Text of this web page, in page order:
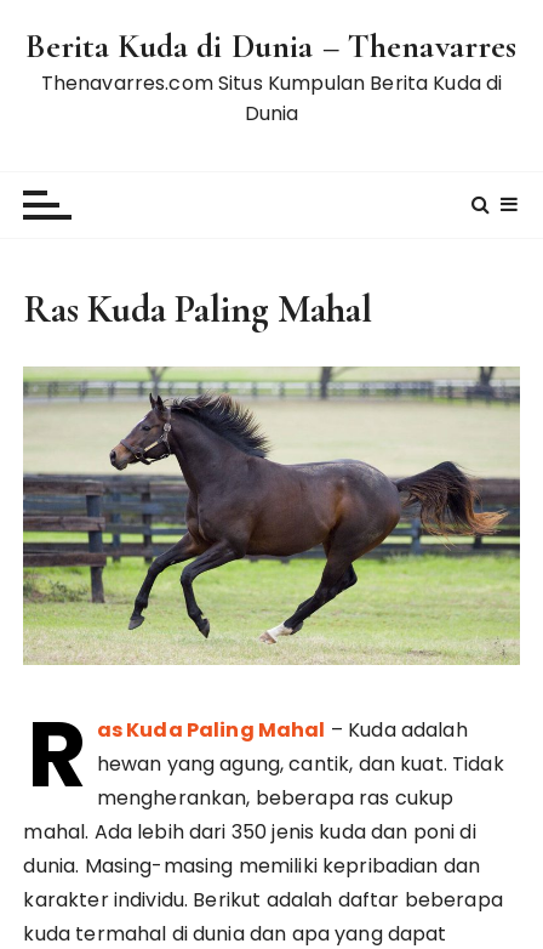
Berita Kuda di Dunia – Thenavarres
Thenavarres.com Situs Kumpulan Berita Kuda di
Dunia
Ras Kuda Paling Mahal
R as Kuda Paling Mahal – Kuda adalah
hewan yang agung, cantik, dan kuat. Tidak
mengherankan, beberapa ras cukup
mahal. Ada lebih dari 350 jenis kuda dan poni di
dunia. Masing-masing memiliki kepribadian dan
karakter individu. Berikut adalah daftar beberapa
kuda termahal di dunia dan apa yang dapat